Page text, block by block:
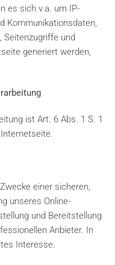
es sich v.a. um IP-
Kommunikationsdaten,
Seitenzugriffe und
generiert werden,
ist Art. 6 Abs. 1 S. 1
einer sicheren,
unseres Online-
und Bereitstellung
Anbieter. In
Interesse.